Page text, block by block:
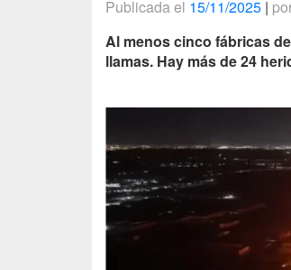
Publicada el 15/11/2025 |
Al menos cinco fábricas
llamas. Hay más de 24